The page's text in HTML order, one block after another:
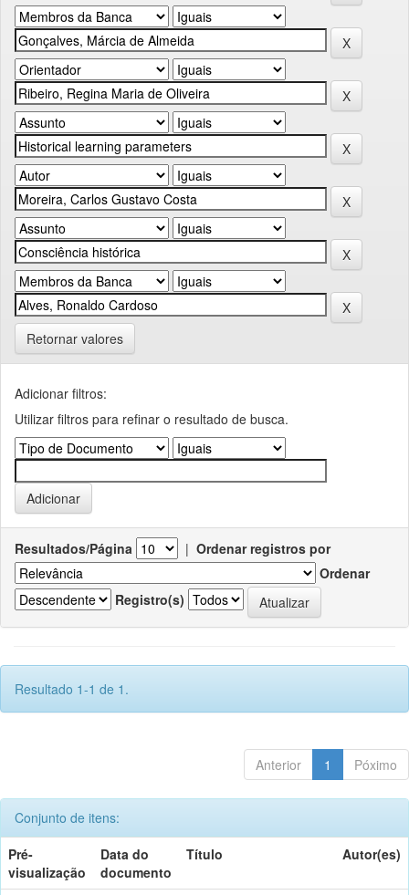
Retornar valores
Adicionar filtros:
Utilizar filtros para refinar o resultado de busca.
Resultados/Página | Ordenar registros por
Ordenar
Registro(s)
Resultado 1-1 de 1.
Anterior 1 Póximo
Conjunto de itens:
Pré-
visualização
Data do
documento
Título Autor(es)